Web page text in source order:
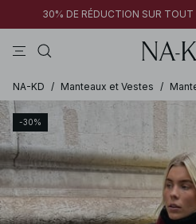
30% DE RÉDUCTION SUR
NA-KD / Manteaux et Vestes /
-30%